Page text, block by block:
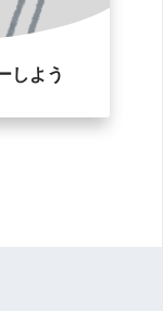
しよう